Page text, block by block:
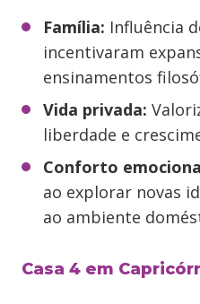
Família: Influência
incentivaram
ensinamentos
Vida privada:
liberdade e
Conforto
ao explorar novas
ao ambiente
Casa 4 em